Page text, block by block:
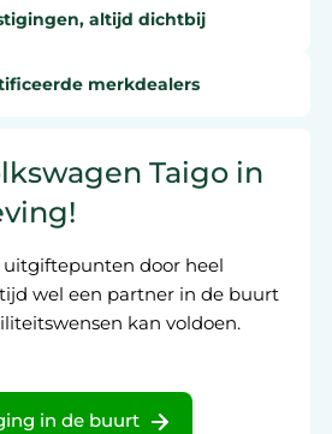
altijd dichtbij
merkdealers
Taigo in
uitgiftepunten door heel
wel een partner in de buurt
kan voldoen.
in de buurt